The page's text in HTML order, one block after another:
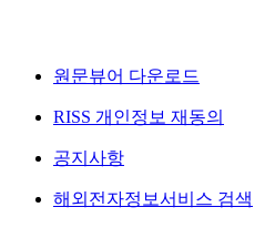
원문뷰어 다운로드
RISS 개인정보 재동의
공지사항
해외전자정보서비스 검색